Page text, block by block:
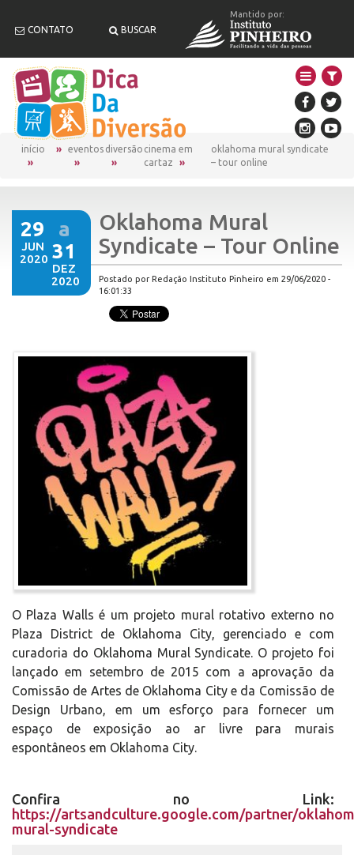
CONTATO BUSCAR
Mantido por:
início eventos diversão cinema em
cartaz
oklahoma mural syndicate
– tour online
29
JUN
2020
a
31
DEZ
2020
Oklahoma Mural
Syndicate – Tour Online
Postado por Redação Instituto Pinheiro em 29/06/2020 -
16:01:33
O Plaza Walls é um projeto mural rotativo externo no
Plaza District de Oklahoma City, gerenciado e com
curadoria do Oklahoma Mural Syndicate. O projeto foi
lançado em setembro de 2015 com a aprovação da
Comissão de Artes de Oklahoma City e da Comissão de
Design Urbano, em um esforço para fornecer um
espaço de exposição ao ar livre para murais
espontâneos em Oklahoma City.
Confira no Link:
https://artsandculture.google.com/partner/
mural-syndicate